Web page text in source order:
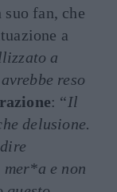
suo fan, che
a
a
reso
: “Il
delusione.
e non